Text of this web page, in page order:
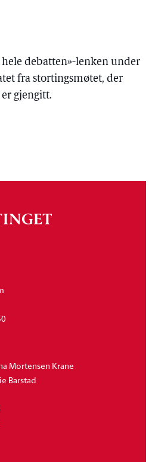
hele debatten»-lenken under
fra stortingsmøtet, der
gjengitt.
Mortensen Krane
Barstad